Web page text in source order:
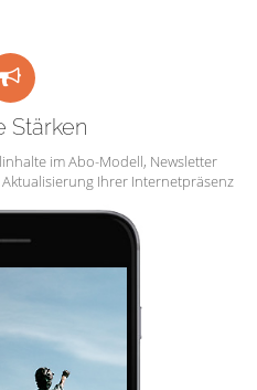
Stärken
im Abo-Modell, Newsletter
Ihrer Internetpräsenz